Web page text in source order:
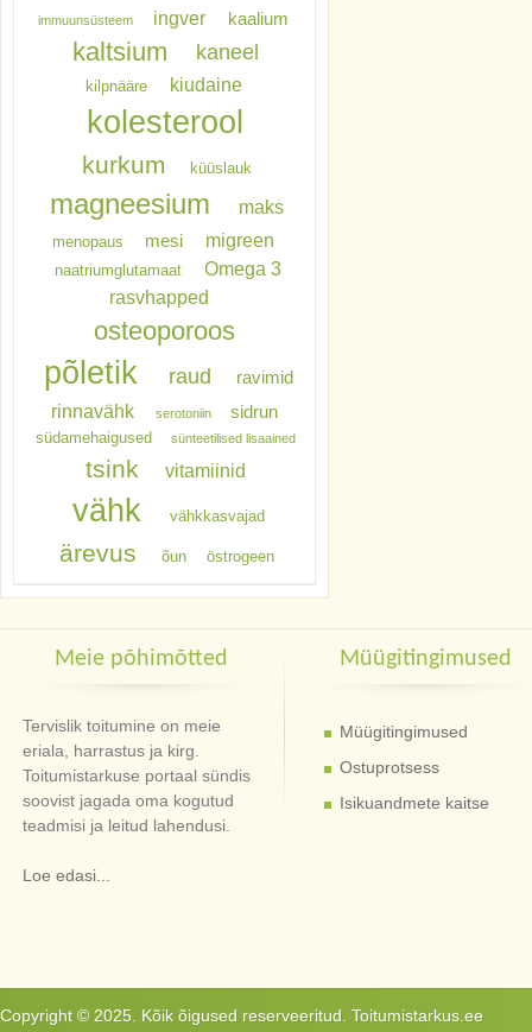
immuunsüsteem ingver kaalium
kaltsium kaneel
kilpnääre kiudaine
kolesterool
kurkum küüslauk
magneesium maks
menopaus mesi migreen
naatriumglutamaat
Omega 3
rasvhapped
osteoporoos
põletik raud ravimid
rinnavähk serotoniin sidrun
südamehaigused sünteetilised lisaained
tsink vitamiinid
vähk vähkkasvajad
ärevus õun östrogeen
Meie põhimõtted
Tervislik toitumine on meie
eriala, harrastus ja kirg.
Toitumistarkuse portaal sündis
soovist jagada oma kogutud
teadmisi ja leitud lahendusi.
Loe edasi...
Müügitingimused
Müügitingimused
Ostuprotsess
Isikuandmete kaitse
Copyright © 2025. Kõik õigused reserveeritud. Toitumistarkus.ee